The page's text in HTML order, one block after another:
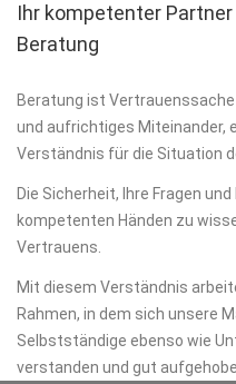
Ihr kompetenter
Beratung
Beratung ist
und aufrichtiges Miteinander,
Verständnis für die Situation
Die Sicherheit, Ihre Fragen
kompetenten Händen zu
Vertrauens.
Mit diesem Verständnis
Rahmen, in dem sich unsere
Selbstständige ebenso wie
verstanden und gut